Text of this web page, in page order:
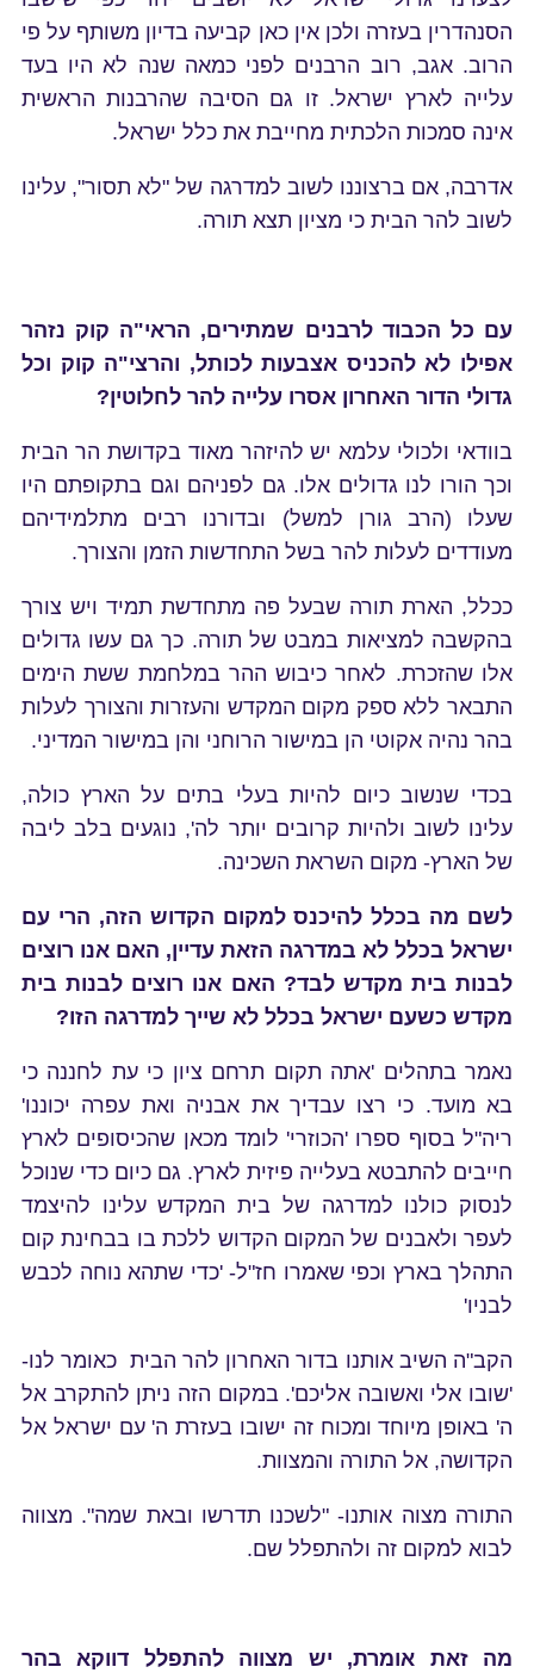
הסנהדרין בעזרה ולכן אין כאן קביעה בדיון משותף על פי
הרוב. אגב, רוב הרבנים לפני כמאה שנה לא היו בעד
עלייה לארץ ישראל. זו גם הסיבה שהרבנות הראשית
אינה סמכות הלכתית מחייבת את כלל ישראל.
אדרבה, אם ברצוננו לשוב למדרגה של "לא תסור", עלינו
לשוב להר הבית כי מציון תצא תורה.
עם כל הכבוד לרבנים שמתירים, הראי"ה קוק נזהר
אפילו לא להכניס אצבעות לכותל, והרצי"ה קוק וכל
גדולי הדור האחרון אסרו עלייה להר לחלוטין?
בוודאי ולכולי עלמא יש להיזהר מאוד בקדושת הר הבית
וכך הורו לנו גדולים אלו. גם לפניהם וגם בתקופתם היו
שעלו (הרב גורן למשל) ובדורנו רבים מתלמידיהם
מעודדים לעלות להר בשל התחדשות הזמן והצורך.
ככלל, הארת תורה שבעל פה מתחדשת תמיד ויש צורך
בהקשבה למציאות במבט של תורה. כך גם עשו גדולים
אלו שהזכרת. לאחר כיבוש ההר במלחמת ששת הימים
התבאר ללא ספק מקום המקדש והעזרות והצורך לעלות
בהר נהיה אקוטי הן במישור הרוחני והן במישור המדיני.
בכדי שנשוב כיום להיות בעלי בתים על הארץ כולה,
עלינו לשוב ולהיות קרובים יותר לה', נוגעים בלב ליבה
של הארץ- מקום השראת השכינה.
לשם מה בכלל להיכנס למקום הקדוש הזה, הרי עם
ישראל בכלל לא במדרגה הזאת עדיין, האם אנו רוצים
לבנות בית מקדש לבד? האם אנו רוצים לבנות בית
מקדש כשעם ישראל בכלל לא שייך למדרגה הזו?
נאמר בתהלים 'אתה תקום תרחם ציון כי עת לחננה כי
בא מועד. כי רצו עבדיך את אבניה ואת עפרה יכוננו'
ריה"ל בסוף ספרו 'הכוזרי' לומד מכאן שהכיסופים לארץ
חייבים להתבטא בעלייה פיזית לארץ. גם כיום כדי שנוכל
לנסוק כולנו למדרגה של בית המקדש עלינו להיצמד
לעפר ולאבנים של המקום הקדוש ללכת בו בבחינת קום
התהלך בארץ וכפי שאמרו חז"ל- 'כדי שתהא נוחה לכבש
לבניו'
הקב"ה השיב אותנו בדור האחרון להר הבית כאומר לנו-
'שובו אלי ואשובה אליכם'. במקום הזה ניתן להתקרב אל
ה' באופן מיוחד ומכוח זה ישובו בעזרת ה' עם ישראל אל
הקדושה, אל התורה והמצוות.
התורה מצוה אותנו- "לשכנו תדרשו ובאת שמה". מצווה
לבוא למקום זה ולהתפלל שם.
מה זאת אומרת, יש מצווה להתפלל דווקא בהר